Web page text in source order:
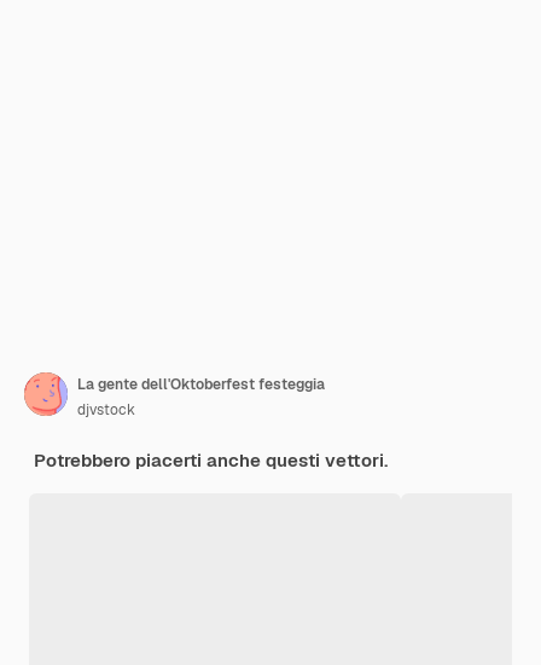
La gente dell'Oktoberfest festeggia
djvstock
Potrebbero piacerti anche questi vettori.